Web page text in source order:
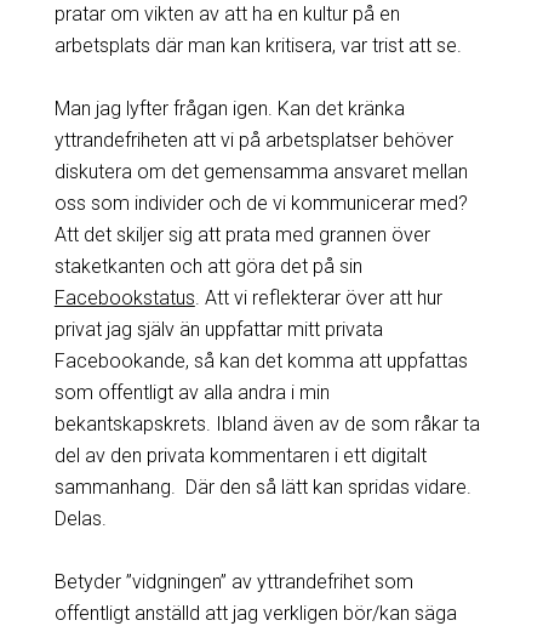
pratar om vikten av att ha en kultur på en
arbetsplats där man kan kritisera, var trist att se.
Man jag lyfter frågan igen. Kan det kränka
yttrandefriheten att vi på arbetsplatser behöver
diskutera om det gemensamma ansvaret mellan
oss som individer och de vi kommunicerar med?
Att det skiljer sig att prata med grannen över
staketkanten och att göra det på sin
Facebookstatus . Att vi reflekterar över att hur
privat jag själv än uppfattar mitt privata
Facebookande, så kan det komma att uppfattas
som offentligt av alla andra i min
bekantskapskrets. Ibland även av de som råkar ta
del av den privata kommentaren i ett digitalt
sammanhang. Där den så lätt kan spridas vidare.
Delas.
Betyder ”vidgningen” av yttrandefrihet som
offentligt anställd att jag verkligen bör/kan säga